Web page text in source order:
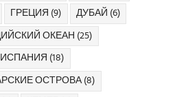
ГРЕЦИЯ (9) ДУБАЙ (6)
ОКЕАН (25)
ИСПАНИЯ (18)
ОСТРОВА(8)